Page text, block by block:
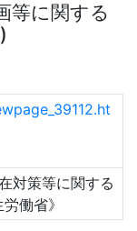
等に関する
対策等に関する
働省》